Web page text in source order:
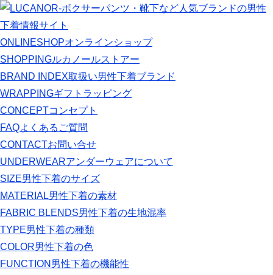
ONLINESHOPオンラインショップ
SHOPPINGルカノールストアー
BRAND INDEX取扱い男性下着ブランド
WRAPPINGギフトラッピング
CONCEPTコンセプト
FAQよくあるご質問
CONTACTお問い合せ
UNDERWEARアンダーウェアについて
SIZE男性下着のサイズ
MATERIAL男性下着の素材
FABRIC BLENDS男性下着の生地混率
TYPE男性下着の種類
COLOR男性下着の色
FUNCTION 男性下着の機能性